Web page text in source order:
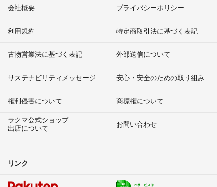
会社概要 プライバシーポリシー
利用規約 特定商取引法に基づく表記
古物営業法に基づく表記 外部送信について
サステナビリティメッセージ 安心・安全のための取り組み
権利侵害について
商標権について
ラクマ公式ショップ
出店について
お問い合わせ
リンク